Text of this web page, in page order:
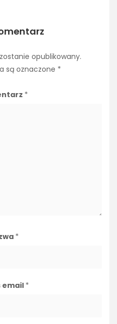
opublikowany.
są oznaczone *
*
*
email *